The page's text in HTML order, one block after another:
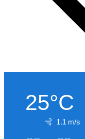
25°C
1.1 m/s